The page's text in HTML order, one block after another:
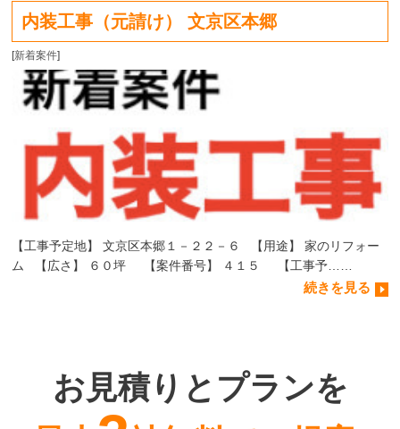
内装工事（元請け） 文京区本郷
[新着案件]
【工事予定地】 文京区本郷１－２２－６ 【用途】 家のリフォー
ム 【広さ】 ６０坪 【案件番号】 ４１５ 【工事予……
続きを見る
お見積りとプランを